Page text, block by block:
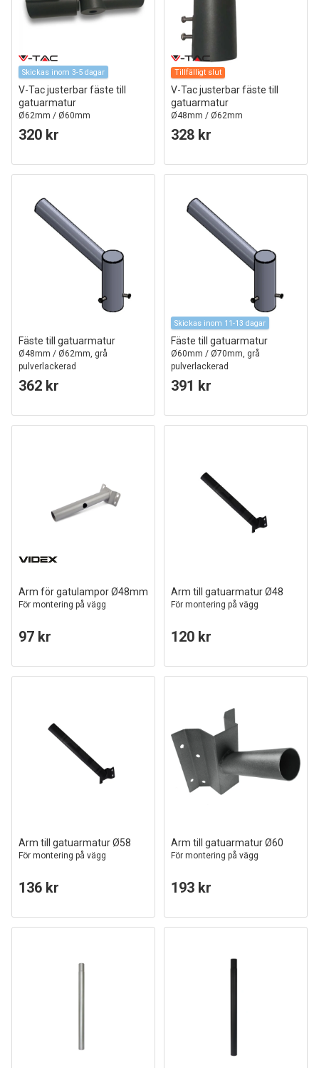
Skickas inom 3-5 dagar
V-Tac justerbar fäste till
gatuarmatur
Ø62mm / Ø60mm
320 kr
Tillfälligt slut
V-Tac justerbar fäste till
gatuarmatur
Ø48mm / Ø62mm
328 kr
Fäste till gatuarmatur
Ø48mm / Ø62mm, grå
pulverlackerad
362 kr
Skickas inom 11-13 dagar
Fäste till gatuarmatur
Ø60mm / Ø70mm, grå
pulverlackerad
391 kr
Arm för gatulampor Ø48mm
För montering på vägg
97 kr
Arm till gatuarmatur Ø48
För montering på vägg
120 kr
Arm till gatuarmatur Ø58
För montering på vägg
136 kr
Arm till gatuarmatur Ø60
För montering på vägg
193 kr